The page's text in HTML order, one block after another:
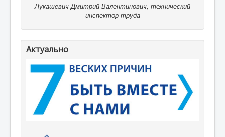
Лукашевич Дмитрий Валентинович, технический
инспектор труда
Актуально